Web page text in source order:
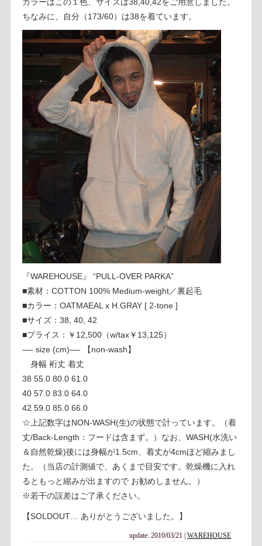
ちなみに、自分（173/60）は38を着ています。
『WAREHOUSE』 “PULL-OVER PARKA”
■素材：COTTON 100% Medium-weight／裏起毛
■カラー：OATMAEAL x H.GRAY [ 2-tone ]
■サイズ：38, 40, 42
■プライス：￥12,500（w/tax￥13,125）
—- size (cm)—- 【non-wash】
身幅 裄丈 着丈
38 55.0 80.0 61.0
40 57.0 83.0 64.0
42 59.0 85.0 66.0
☆上記数字はNON-WASH(生)の状態で計っています。（着
丈/Back-Length：フードは含まず。）なお、WASH(水洗い
＆自然乾燥)後には身幅が1.5cm、着丈が4cmほど縮みまし
た。（当店の計測値で、あくまで目安です。乾燥機に入れ
るともっと縮みが出ますので お勧めしません。）
※若干の誤差はご了承ください。
【SOLDOUT… ありがとうございました。】
update: 2010/03/21 |WAREHOUSE